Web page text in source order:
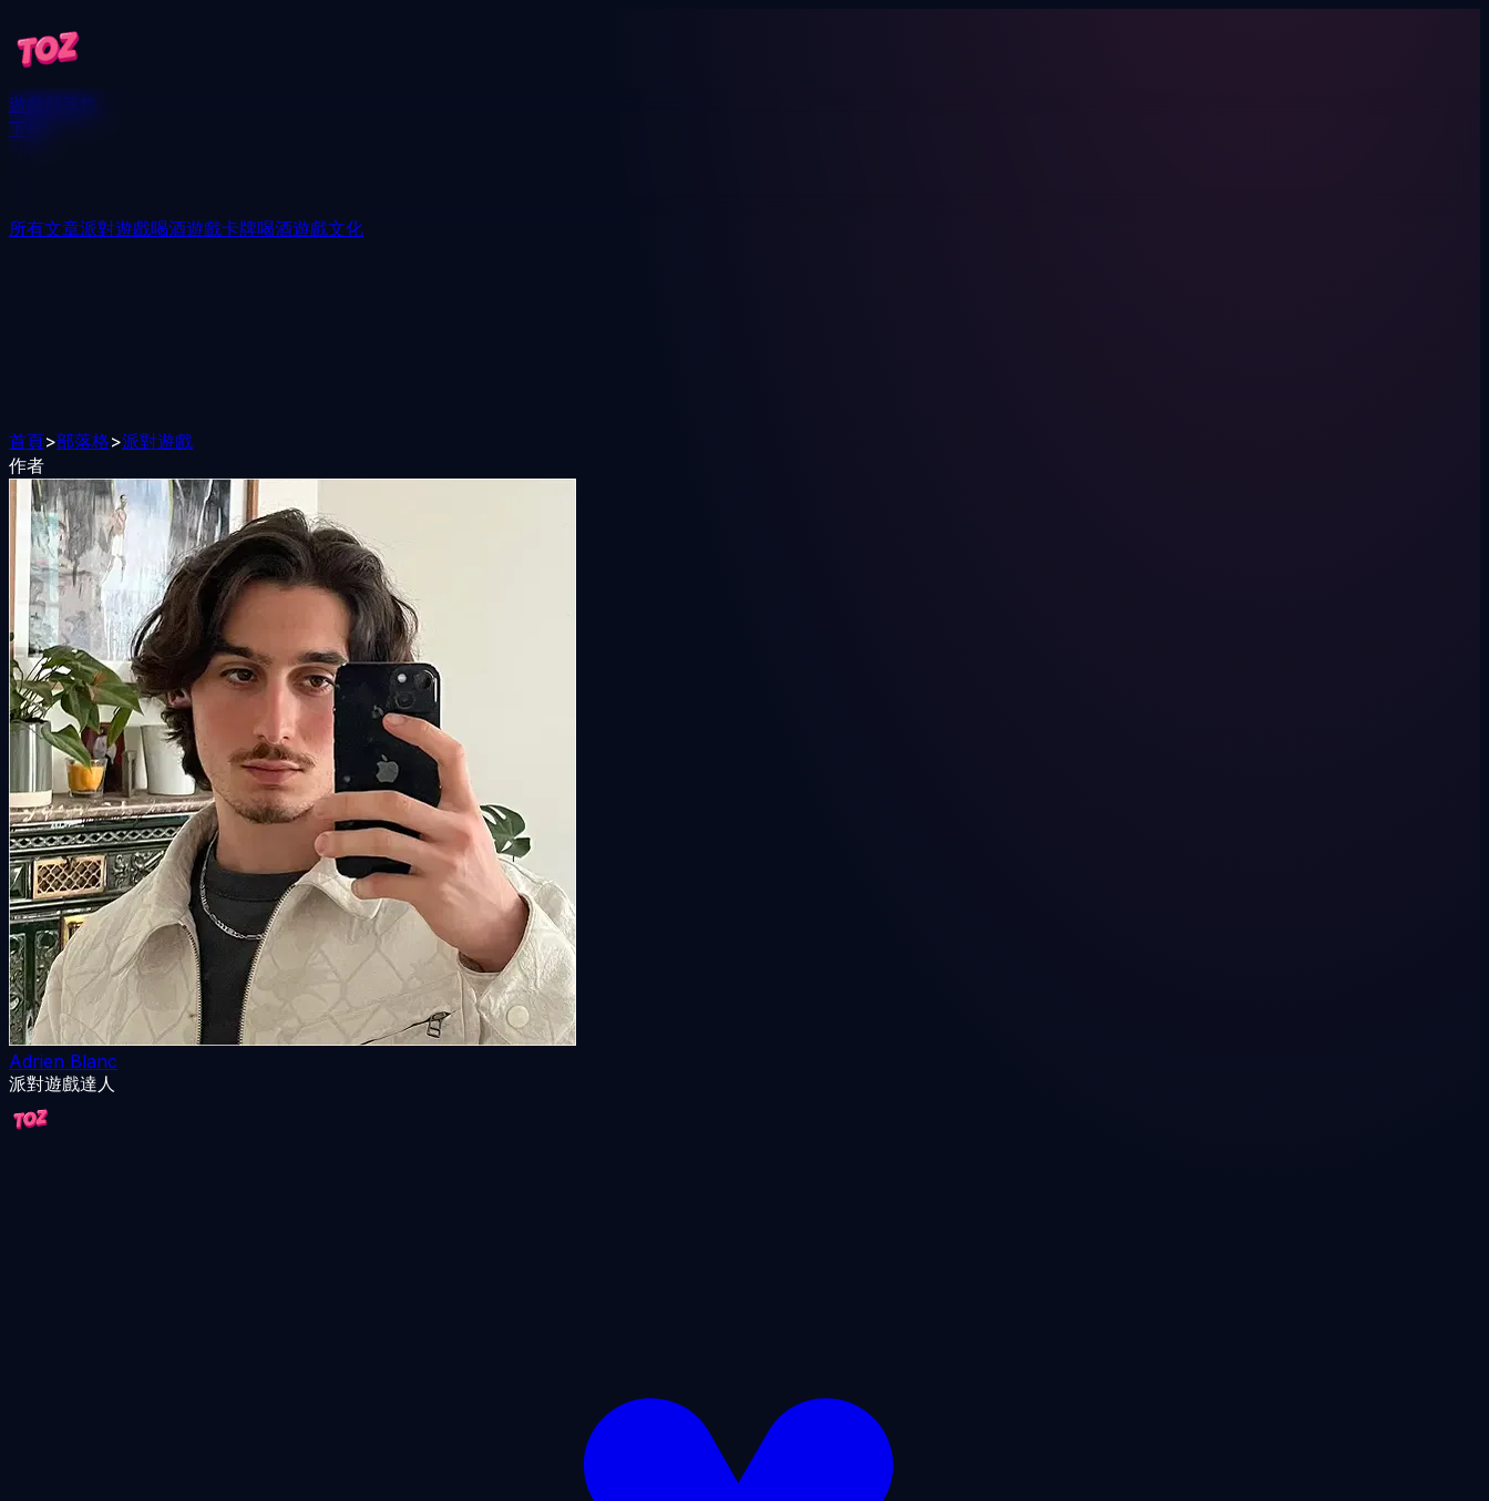
遊戲部落格
下載
所有文章派對遊戲喝酒遊戲卡牌喝酒遊戲文化
首頁>部落格>派對遊戲
作者
Adrien Blanc
派對遊戲達人